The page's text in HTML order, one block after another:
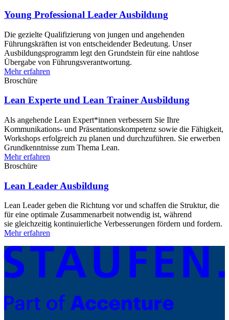
Young Professional Leader Ausbildung
Die gezielte Qualifizierung von jungen und angehenden
Führungskräften ist von entscheidender Bedeutung. Unser
Ausbildungsprogramm legt den Grundstein für eine nahtlose
Übergabe von Führungsverantwortung.
Mehr erfahren
Broschüre
Lean Experte und Lean Trainer Ausbildung
Als angehende Lean Expert*innen verbessern Sie Ihre
Kommunikations- und Präsentationskompetenz sowie die Fähigkeit,
Workshops erfolgreich zu planen und durchzuführen. Sie erwerben
Grundkenntnisse zum Thema Lean.
Mehr erfahren
Broschüre
Lean Leader Ausbildung
Lean Leader geben die Richtung vor und schaffen die Struktur, die
für eine optimale Zusammenarbeit notwendig ist, während
sie gleichzeitig kontinuierliche Verbesserungen fördern und fordern.
Mehr erfahren